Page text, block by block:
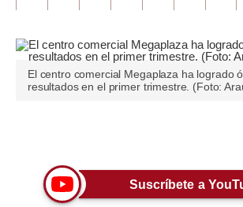
Blogs
Tendencias
Moda
Estilos
El centro comercial Megaplaza ha logrado
resultados en el primer trimestre. (Foto:
Suscríbete a